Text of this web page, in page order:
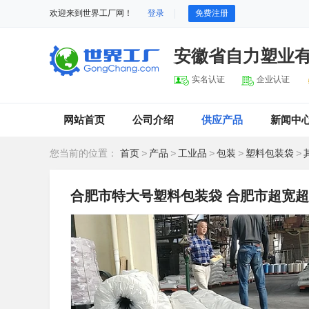
欢迎来到世界工厂网！ 登录 免费注册
安徽省自力塑业
实名认证 企业认证
网站首页 公司介绍 供应产品 新闻中
您当前的位置： 首页 > 产品 > 工业品 >包装 > 塑料包装袋 >
合肥市特大号塑料包装袋 合肥市超宽